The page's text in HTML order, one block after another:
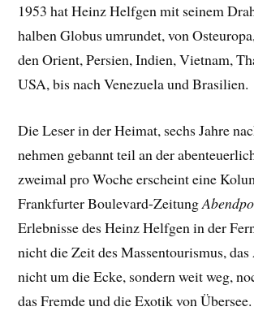
1953 hat Heinz Helfgen mit seinem
halben Globus umrundet, von
den Orient, Persien, Indien, Vietnam,
USA, bis nach Venezuela und Brasilien.
Die Leser in der Heimat, sechs Jahre
nehmen gebannt teil an der
zweimal pro Woche erscheint eine
Frankfurter Boulevard-Zeitung
Erlebnisse des Heinz Helfgen in der
nicht die Zeit des Massentourismus,
nicht um die Ecke, sondern weit weg,
das Fremde und die Exotik von